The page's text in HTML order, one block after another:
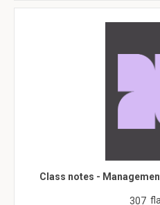
Class notes -
307